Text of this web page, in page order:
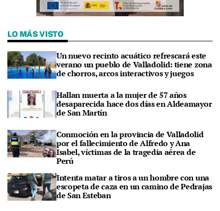
LO MÁS VISTO
Un nuevo recinto acuático refrescará este
verano un pueblo de Valladolid: tiene zona
de chorros, arcos interactivos y juegos
Hallan muerta a la mujer de 57 años
desaparecida hace dos días en Aldeamayor
de San Martín
Conmoción en la provincia de Valladolid
por el fallecimiento de Alfredo y Ana
Isabel, víctimas de la tragedia aérea de
Perú
Intenta matar a tiros a un hombre con una
escopeta de caza en un camino de Pedrajas
de San Esteban